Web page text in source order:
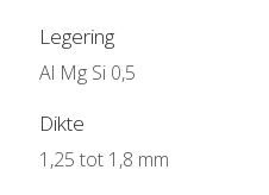
Legering
Al Mg Si 0,5
Dikte
1,25 tot 1,8 mm